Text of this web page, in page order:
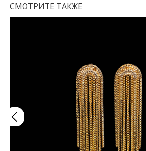
СМОТРИТЕ ТАКЖЕ